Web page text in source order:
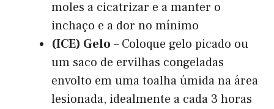
moles a cicatrizar e a manter o
inchaço e a dor no mínimo
(ICE) Gelo – Coloque gelo picado ou
um saco de ervilhas congeladas
envolto em uma toalha úmida na área
lesionada, idealmente a cada 3 horas